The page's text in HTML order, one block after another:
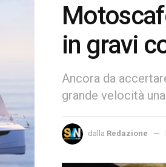
in gravi
Ancora da
grande velocità
dalla Redazione